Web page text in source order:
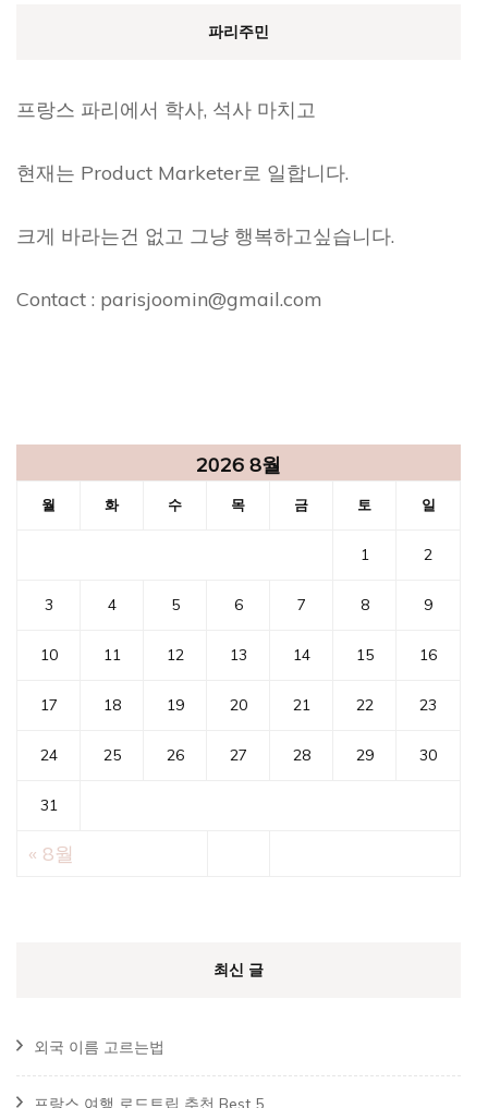
파리주민
프랑스 파리에서 학사, 석사 마치고
현재는 Product Marketer로 일합니다.
크게 바라는건 없고 그냥 행복하고싶습니다.
Contact : parisjoomin@gmail.com
2026 8월
월 화 수 목 금 토 일
1 2
3 4 5 6 7 8 9
10 11 12 13 14 15 16
17 18 19 20 21 22 23
24 25 26 27 28 29 30
31
« 8월
최신 글
외국 이름 고르는법
프랑스 여행 로드트립 추천 Best 5